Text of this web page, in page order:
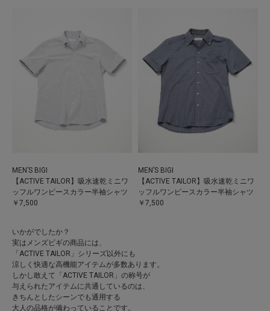
MEN’S BIGI
【ACTIVE TAILOR】吸水速乾ミニワ
ッフルワンピースカラー半袖シャツ
￥7,500
MEN’S BIGI
【ACTIVE TAILOR】吸水速乾ミニワ
ッフルワンピースカラー半袖シャツ
￥7,500
いかがでしたか？
実はメンズビギの商品には、
「ACTIVE TAILOR」シリーズ以外にも
涼しく快適な高機能アイテムが多数あります。
しかし敢えて「ACTIVE TAILOR」の称号が
与えられたアイテムに共通しているのは、
きちんとしたシーンでも通用する
大人の品格が備わっていることです。